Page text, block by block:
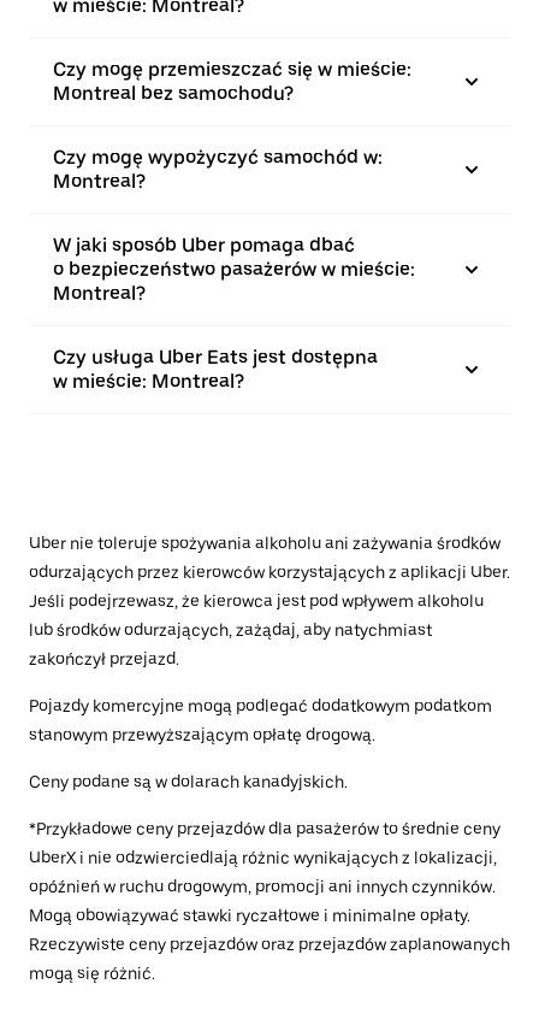
w mieście: Montreal?
Czy mogę przemieszczać się w mieście:
Montreal bez samochodu?
Czy mogę wypożyczyć samochód w:
Montreal?
W jaki sposób Uber pomaga dbać
o bezpieczeństwo pasażerów w mieście:
Montreal?
Czy usługa Uber Eats jest dostępna
w mieście: Montreal?
Uber nie toleruje spożywania alkoholu ani zażywania środków
odurzających przez kierowców korzystających z aplikacji Uber.
Jeśli podejrzewasz, że kierowca jest pod wpływem alkoholu
lub środków odurzających, zażądaj, aby natychmiast
zakończył przejazd.
Pojazdy komercyjne mogą podlegać dodatkowym podatkom
stanowym przewyższającym opłatę drogową.
Ceny podane są w dolarach kanadyjskich.
*Przykładowe ceny przejazdów dla pasażerów to średnie ceny
UberX i nie odzwierciedlają różnic wynikających z lokalizacji,
opóźnień w ruchu drogowym, promocji ani innych czynników.
Mogą obowiązywać stawki ryczałtowe i minimalne opłaty.
Rzeczywiste ceny przejazdów oraz przejazdów zaplanowanych
mogą się różnić.